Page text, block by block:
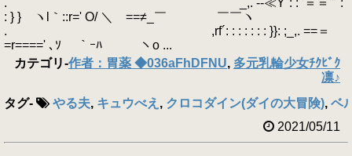
. _,. --≪Y´: : '＝＝'"´:
: } } ヽl｀::r=' O/ ＼ゝ==≠_￣ ￣￣ヽ
. ,rf´: : : : : : : }}: ;_,. ==＝
=r====' ､ｿ ｀ｰﾊ ヽo ...
カテゴリ-作者：胃薬 ◆036aFhDFNU, 多元乳輪少女ﾁｸﾋﾞｸ
凛♪
タグ- やる夫, キュウべえ , クロコダイン(ダイの大冒険), ベ
2021/05/11